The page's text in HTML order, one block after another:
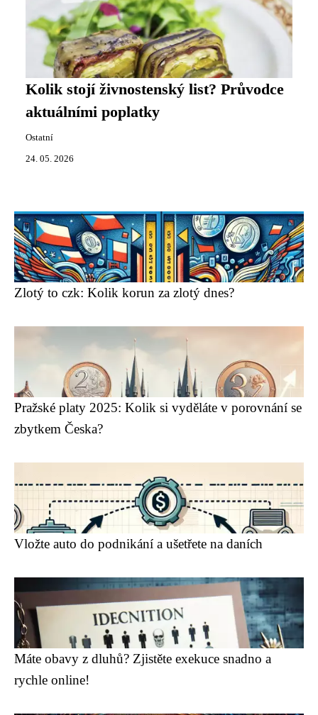
Kolik stojí živnostenský list? Průvodce
aktuálními poplatky
Ostatní
24. 05. 2026
Zlotý to czk: Kolik korun za zlotý dnes?
Pražské platy 2025: Kolik si vyděláte v porovnání se
zbytkem Česka?
Vložte auto do podnikání a ušetřete na daních
Máte obavy z dluhů? Zjistěte exekuce snadno a
rychle online!